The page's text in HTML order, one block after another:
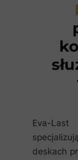
Eva-
deskach